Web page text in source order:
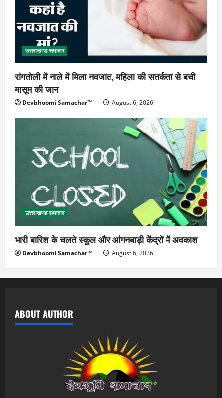
उत्तराखण्ड समाचार
रांगतोली में नाले में मिला नवजात, महिला की सतर्कता से बची
मासूम की जान
Devbhoomi Samachar™ August 6, 2026
उत्तराखण्ड समाचार
भारी बारिश के चलते स्कूल और आंगनबाड़ी केंद्रों में अवकाश
Devbhoomi Samachar™ August 6, 2026
ABOUT AUTHOR